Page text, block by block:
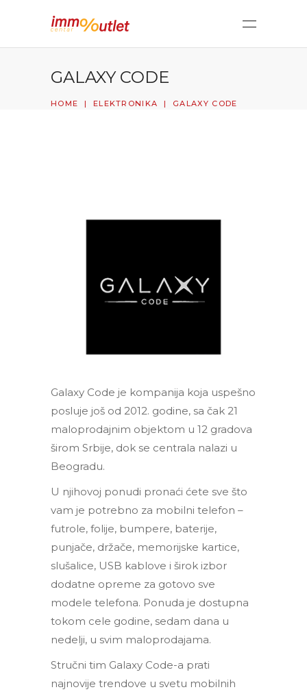
GALAXY CODE
HOME | ELEKTRONIKA | GALAXY CODE
Galaxy Code je kompanija koja uspešno
posluje još od 2012. godine, sa čak 21
maloprodajnim objektom u 12 gradova
širom Srbije, dok se centrala nalazi u
Beogradu.
U njihovoj ponudi pronaći ćete sve što
vam je potrebno za mobilni telefon –
futrole, folije, bumpere, baterije,
punjače, držače, memorijske kartice,
slušalice, USB kablove i širok izbor
dodatne opreme za gotovo sve
modele telefona. Ponuda je dostupna
tokom cele godine, sedam dana u
nedelji, u svim maloprodajama.
Stručni tim Galaxy Code-a prati
najnovije trendove u svetu mobilnih